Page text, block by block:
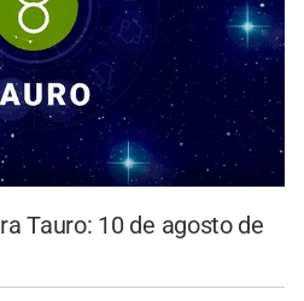
Tauro: 10 de agosto de